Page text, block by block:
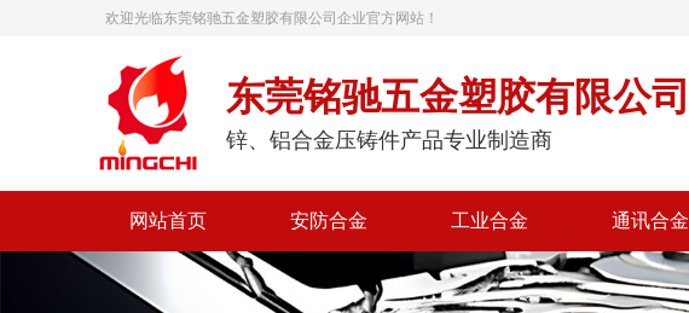
欢迎光临东莞铭驰五金塑胶有限公司企业官方网站！
东莞铭驰五金塑胶有限公司
锌、铝合金压铸件产品专业制造商
网站首页 安防合金 工业合金 通讯合金